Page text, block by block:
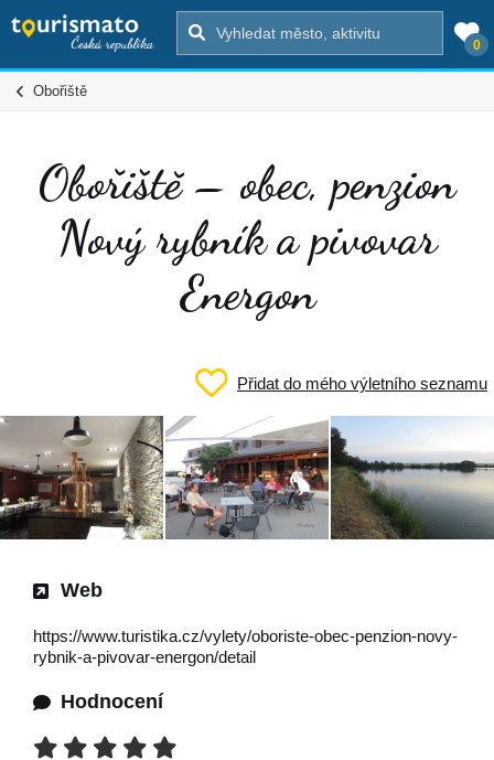
0
Obořiště
Obořiště – obec, penzion
Nový rybník a pivovar
Energon
Přidat do mého výletního seznamu
Web
https://www.turistika.cz/vylety/oboriste-obec-penzion-novy-
rybnik-a-pivovar-energon/detail
Hodnocení